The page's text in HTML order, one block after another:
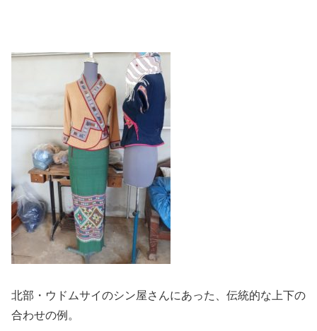
北部・ウドムサイのシン屋さんにあった、伝統的な上下の
合わせの例。